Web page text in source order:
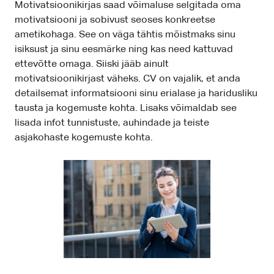
Motivatsioonikirjas saad võimaluse selgitada oma
motivatsiooni ja sobivust seoses konkreetse
ametikohaga. See on väga tähtis mõistmaks sinu
isiksust ja sinu eesmärke ning kas need kattuvad
ettevõtte omaga. Siiski jääb ainult
motivatsioonikirjast väheks. CV on vajalik, et anda
detailsemat informatsiooni sinu erialase ja haridusliku
tausta ja kogemuste kohta. Lisaks võimaldab see
lisada infot tunnistuste, auhindade ja teiste
asjakohaste kogemuste kohta.